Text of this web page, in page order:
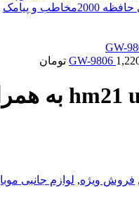
تومان
, فروش ویژه, لوازم جانبی